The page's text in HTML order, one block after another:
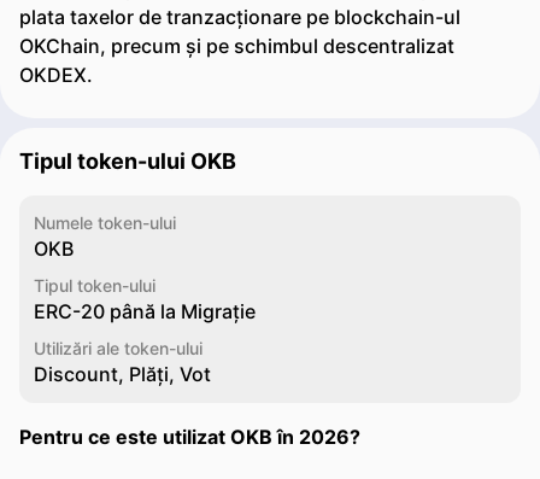
plata taxelor de tranzacționare pe blockchain-ul
OKChain, precum și pe schimbul descentralizat
OKDEX.
Tipul token-ului OKB
Numele token-ului
OKB
Tipul token-ului
ERC-20 până la Migrație
Utilizări ale token-ului
Discount, Plăți, Vot
Pentru ce este utilizat OKB în 2026?